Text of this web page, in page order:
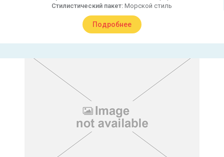
Стилистический пакет: Морской стиль
Подробнее